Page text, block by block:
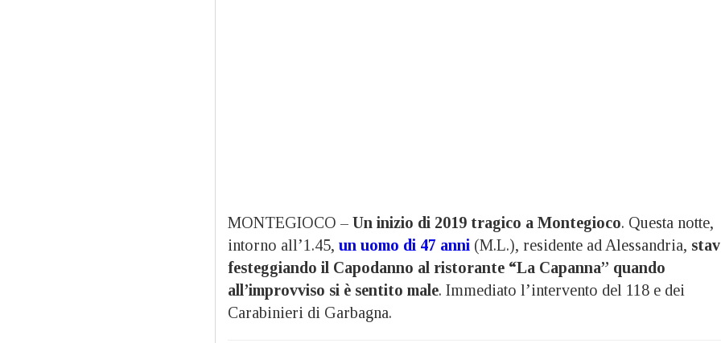
MONTEGIOCO – Un inizio di 2019 tragico a Montegioco. Questa notte,
intorno all’1.45, un uomo di 47 anni (M.L.), residente ad Alessandria,
festeggiando il Capodanno al ristorante “La Capanna” quando
all’improvviso si è sentito male. Immediato l’intervento del 118 e dei
Carabinieri di Garbagna.